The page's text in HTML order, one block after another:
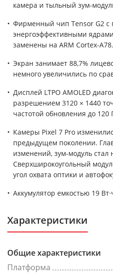
камера и тыльный зум-
Фирменный чип Tensor G2 с
энергоэффективными
заменены на ARM Cortex-A78.
Экран занимает 88,7%
немного увеличились по
Дисплей LTPO AMOLED
разрешением 3120 × 1440
частотой обновления до 120
Камеры Pixel 7 Pro
предыдущем поколении.
изменений, зум-модуль стал
Сверхширокоугольный
угол охвата оптики и
Аккумулятор емкостью 19
Характеристики
Общие характеристики
Платформа